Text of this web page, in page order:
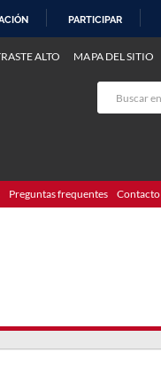
PARTICIPAR
ALTO MAPA DEL SITIO
Preguntas frequentes Contacto